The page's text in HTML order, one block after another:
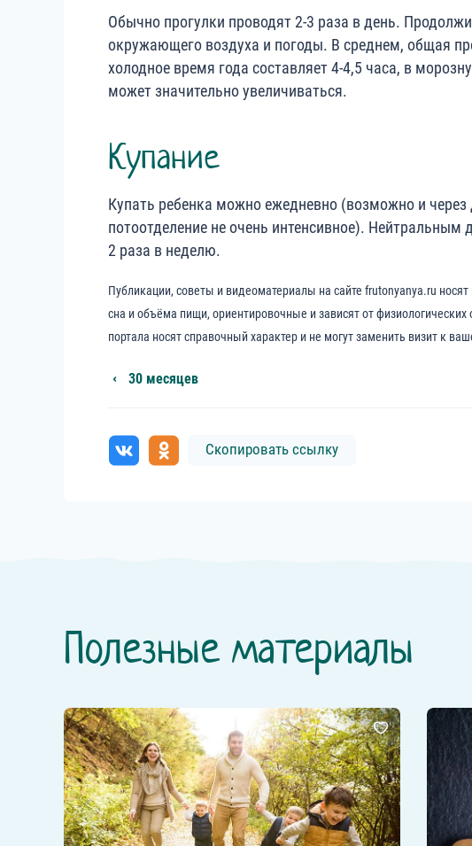
Обычно прогулки проводят 2-3 раза в день.
окружающего воздуха и погоды. В среднем, общая
холодное время года составляет 4-4,5 часа, в
может значительно увеличиваться.
Купание
Купать ребенка можно ежедневно (возможно и через
потоотделение не очень интенсивное).
2 раза в неделю.
Публикации, советы и видеоматериалы на сайте frutonyanya.ru
сна и объёма пищи, ориентировочные и зависят от
портала носят справочный характер и не могут заменить визит к
30 месяцев
Скопировать ссылку
Полезные материалы